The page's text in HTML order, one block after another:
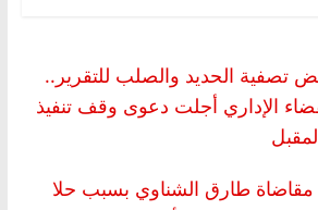
الحديد والصلب للتقرير..
الإداري أجلت دعوى وقف تنفيذ
طارق الشناوي بسبب حلا